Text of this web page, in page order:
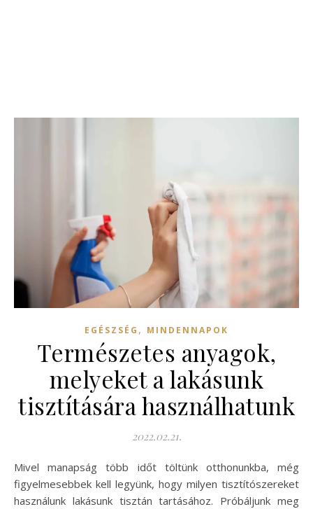
EGÉSZSÉG , MINDENNAPOK
Természetes anyagok,
melyeket a lakásunk
tisztítására használhatunk
2022.02.21.
Mivel manapság több időt töltünk otthonunkba, még
figyelmesebbek kell legyünk, hogy milyen tisztítószereket
használunk lakásunk tisztán tartásához. Próbáljunk meg